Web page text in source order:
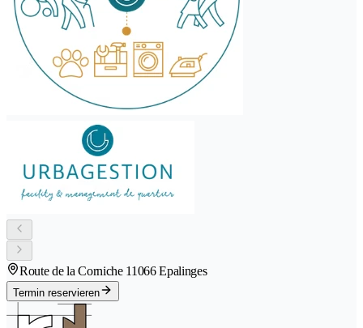
Route de la Corniche 11066 Epalinges
Termin reservieren